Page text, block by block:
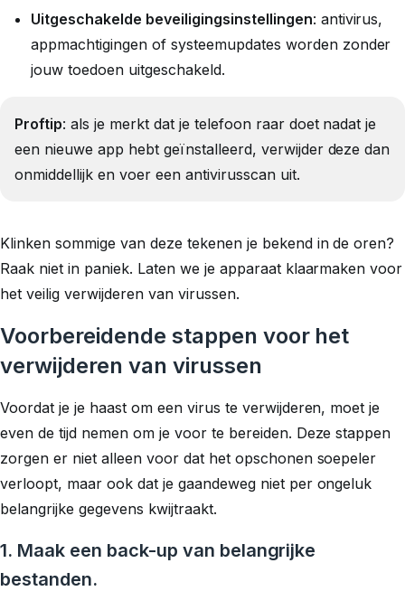
Uitgeschakelde beveiligingsinstellingen: antivirus,
appmachtigingen of systeemupdates worden zonder
jouw toedoen uitgeschakeld.
Proftip: als je merkt dat je telefoon raar doet nadat je
een nieuwe app hebt geïnstalleerd, verwijder deze dan
onmiddellijk en voer een antivirusscan uit.
Klinken sommige van deze tekenen je bekend in de oren?
Raak niet in paniek. Laten we je apparaat klaarmaken voor
het veilig verwijderen van virussen.
Voorbereidende stappen voor het
verwijderen van virussen
Voordat je je haast om een virus te verwijderen, moet je
even de tijd nemen om je voor te bereiden. Deze stappen
zorgen er niet alleen voor dat het opschonen soepeler
verloopt, maar ook dat je gaandeweg niet per ongeluk
belangrijke gegevens kwijtraakt.
1. Maak een back-up van belangrijke
bestanden.